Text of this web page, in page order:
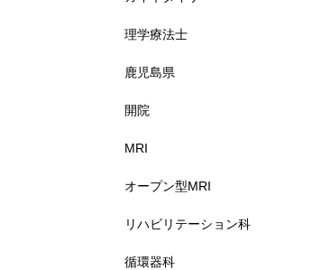
理学療法士
鹿児島県
開院
MRI
オープン型MRI
リハビリテーション科
循環器科